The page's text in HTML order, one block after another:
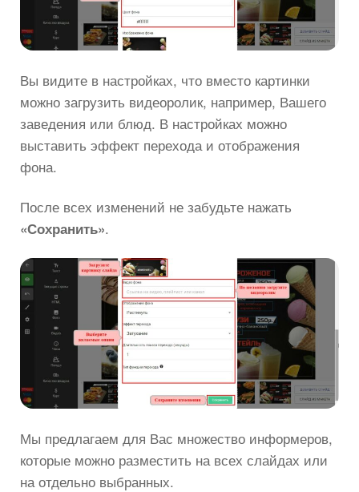
Вы видите в настройках, что вместо картинки
можно загрузить видеоролик, например, Вашего
заведения или блюд. В настройках можно
выставить эффект перехода и отображения
фона.
После всех изменений не забудьте нажать
«Сохранить».
Мы предлагаем для Вас множество информеров,
которые можно разместить на всех слайдах или
на отдельно выбранных.